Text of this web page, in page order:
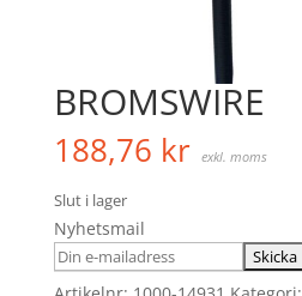
BROMSWIRE
188,76 kr exkl. moms
Slut i lager
Nyhetsmail